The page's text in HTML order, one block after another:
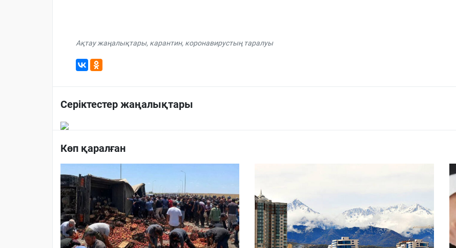
Ақтау жаңалықтары, карантин, коронавирустың таралуы
Серіктестер жаңалықтары
Көп қаралған